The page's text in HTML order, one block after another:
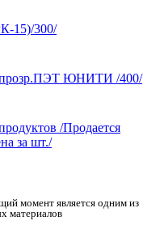
15)/300/
прозр.ПЭТ ЮНИТИ /400/
/Продается
за шт./
момент является одним из
материалов